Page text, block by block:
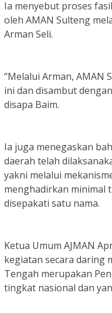
Ia menyebut proses
oleh AMAN Sulteng
Arman Seli.
“Melalui Arman, AMAN
ini dan disambut
disapa Baim.
Ia juga menegaskan
daerah telah
yakni melalui
menghadirkan minimal
disepakati satu nama.
Ketua Umum AJMAN
kegiatan secara daring
Tengah merupakan
tingkat nasional dan